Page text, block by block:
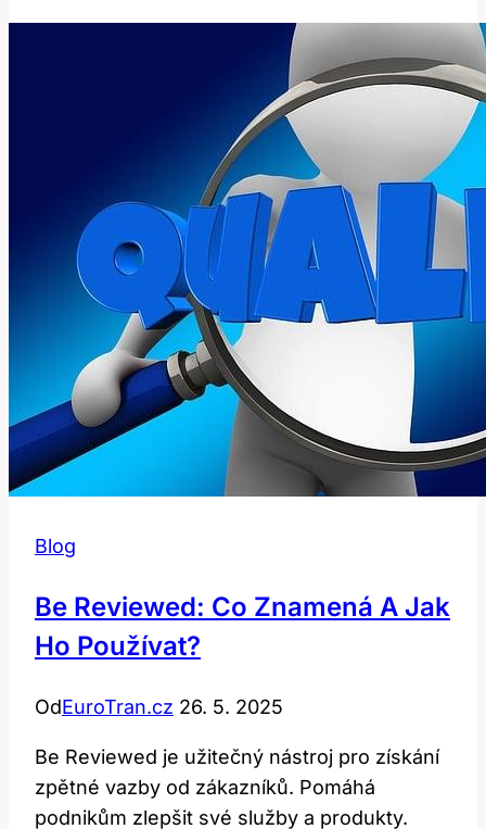
Přírodních
Vědách
Blog
Be Reviewed: Co Znamená A Jak
Ho Používat?
OdEuroTran.cz 26. 5. 2025
Be Reviewed je užitečný nástroj pro získání
zpětné vazby od zákazníků. Pomáhá
podnikům zlepšit své služby a produkty.